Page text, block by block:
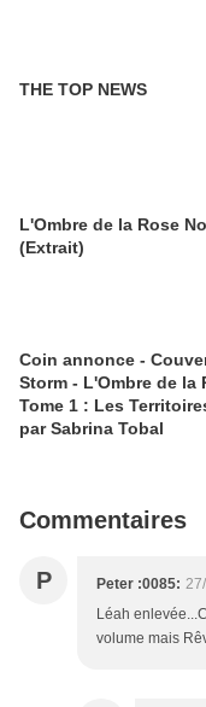
THE TOP NEWS
L'Ombre de la Rose
(Extrait)
Coin annonce -
Storm - L'Ombre de la
Tome 1 : Les
par Sabrina Tobal
Commentaires
P Peter :0085:
Léah
volume mais